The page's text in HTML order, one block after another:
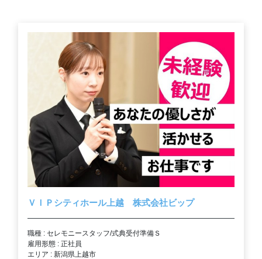
ＶＩＰシティホール上越 株式会社ビップ
職種 : セレモニースタッフ/式典受付準備Ｓ
雇用形態 : 正社員
エリア : 新潟県上越市